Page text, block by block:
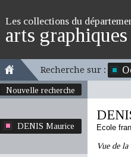
Les collections du
arts graphiques
Recherche sur :
Nouvelle recherche
DENIS Maurice Ecole
Vue de